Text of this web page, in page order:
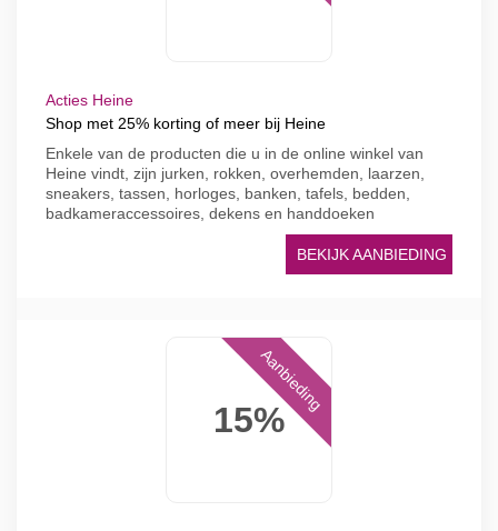
Acties Heine
Shop met 25% korting of meer bij Heine
Enkele van de producten die u in de online winkel van
Heine vindt, zijn jurken, rokken, overhemden, laarzen,
sneakers, tassen, horloges, banken, tafels, bedden,
badkameraccessoires, dekens en handdoeken
BEKIJK AANBIEDING
15%
Aanbieding